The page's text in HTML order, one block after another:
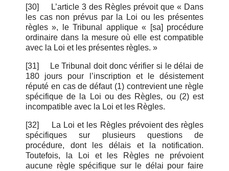
[30] L’article 3 des Règles prévoit que « Dans
les cas non prévus par la Loi ou les présentes
règles », le Tribunal applique « [sa] procédure
ordinaire dans la mesure où elle est compatible
avec la Loi et les présentes règles. »
[31]
Le Tribunal doit donc vérifier si le délai de
180 jours pour l’inscription et le désistement
réputé en cas de défaut (1) contrevient une règle
spécifique de la Loi ou des Règles, ou (2) est
incompatible avec la Loi et les Règles.
[32]
La Loi et les Règles prévoient des règles
spécifiques sur plusieurs questions de
procédure, dont les délais et la notification.
Toutefois, la Loi et les Règles ne prévoient
aucune règle spécifique sur le délai pour faire